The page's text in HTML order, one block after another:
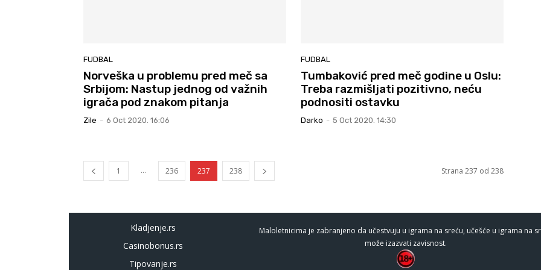
FUDBAL
Norveška u problemu pred meč sa
Srbijom: Nastup jednog od važnih
igrača pod znakom pitanja
Zile - 6 Oct 2020. 16:06
FUDBAL
Tumbaković pred meč godine u Oslu:
Treba razmišljati pozitivno, neću
podnositi ostavku
Darko - 5 Oct 2020. 14:30
1 ... 236 237 238 Strana 237 od 238
Kladjenje.rs
Casinobonus.rs
Tipovanje.rs
Maloletnicima je zabranjeno da učestvuju u igrama na sreću, učešće u igrama na
može izazvati zavisnost.